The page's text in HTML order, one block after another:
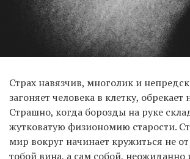
Страх навязчив, многолик и
загоняет человека в клетку, обрекает
Страшно, когда борозды на руке
жутковатую физиономию старости.
мир вокруг начинает кружиться не
тобой вина, а сам собой, неожиданно